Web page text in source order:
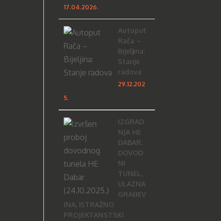
17.04.2026.
Autoput
Rača –
Bijeljina:
Stanje
radova
29.12.202
5.
IZGRAD
NJA HE
DABAR:
DOVOD
NI
TUNEL,
ULAZNA
GRAĐEV
INA, ISTRAŽNO
PROJEKTANSTSKI